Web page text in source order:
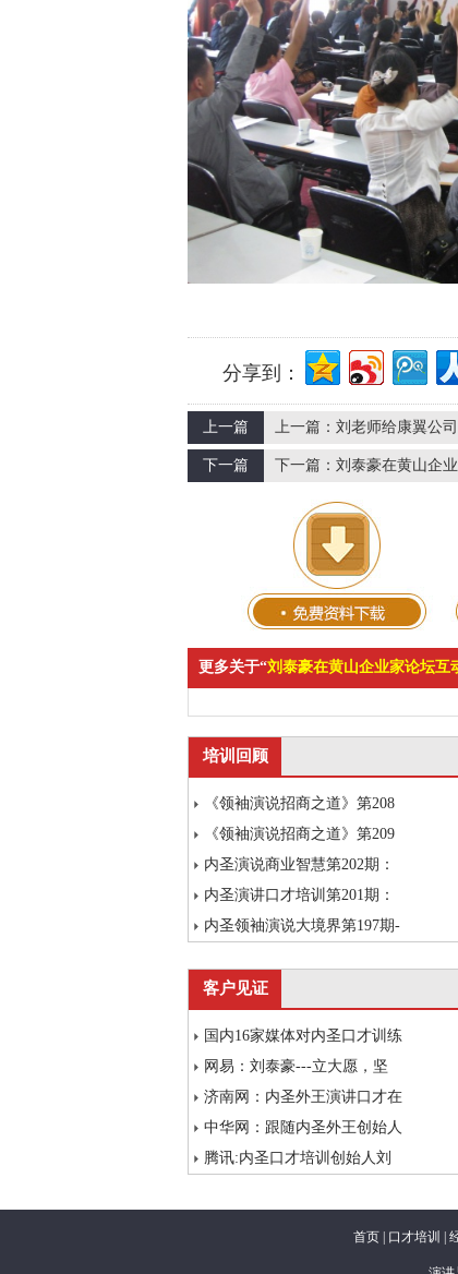
分享到：
上一篇 上一篇： 刘老师给康翼公
下一篇 下一篇： 刘泰豪在黄山企
更多关于“刘泰豪在黄山企业家论坛互
培训回顾
《领袖演说招商之道》第208
《领袖演说招商之道》第209
内圣演说商业智慧第202期：
内圣演讲口才培训第201期：
内圣领袖演说大境界第197期-
客户见证
国内16家媒体对内圣口才训练
网易：刘泰豪---立大愿，坚
济南网：内圣外王演讲口才在
中华网：跟随内圣外王创始人
腾讯:内圣口才培训创始人刘
首页 口才培训